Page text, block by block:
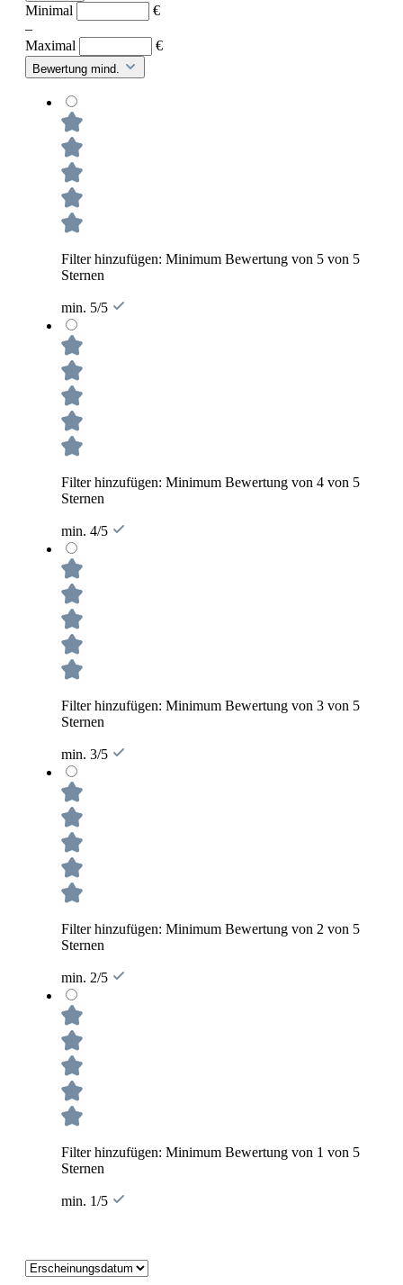
Minimal
€
–
Maximal
€
Bewertung mind.
Filter hinzufügen: Minimum Bewertung von 5 von 5
Sternen
min. 5/5
Filter hinzufügen: Minimum Bewertung von 4 von 5
Sternen
min. 4/5
Filter hinzufügen: Minimum Bewertung von 3 von 5
Sternen
min. 3/5
Filter hinzufügen: Minimum Bewertung von 2 von 5
Sternen
min. 2/5
Filter hinzufügen: Minimum Bewertung von 1 von 5
Sternen
min. 1/5